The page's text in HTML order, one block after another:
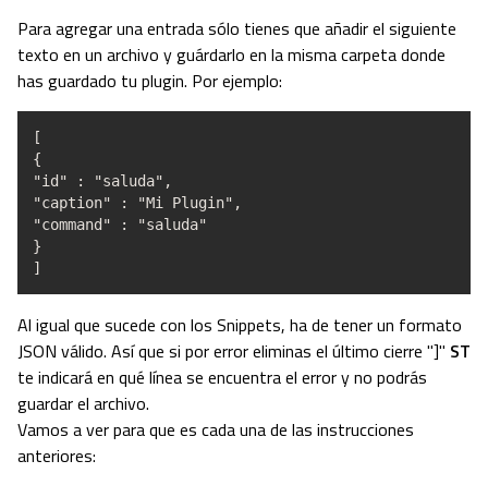
Para agregar una entrada sólo tienes que añadir el siguiente
texto en un archivo y guárdarlo en la misma carpeta donde
has guardado tu plugin. Por ejemplo:
[
{
"id" : "saluda",
"caption" : "Mi Plugin",
"command" : "saluda"
}
]
Al igual que sucede con los Snippets, ha de tener un formato
JSON válido. Así que si por error eliminas el último cierre "]" ST
te indicará en qué línea se encuentra el error y no podrás
guardar el archivo.
Vamos a ver para que es cada una de las instrucciones
anteriores: